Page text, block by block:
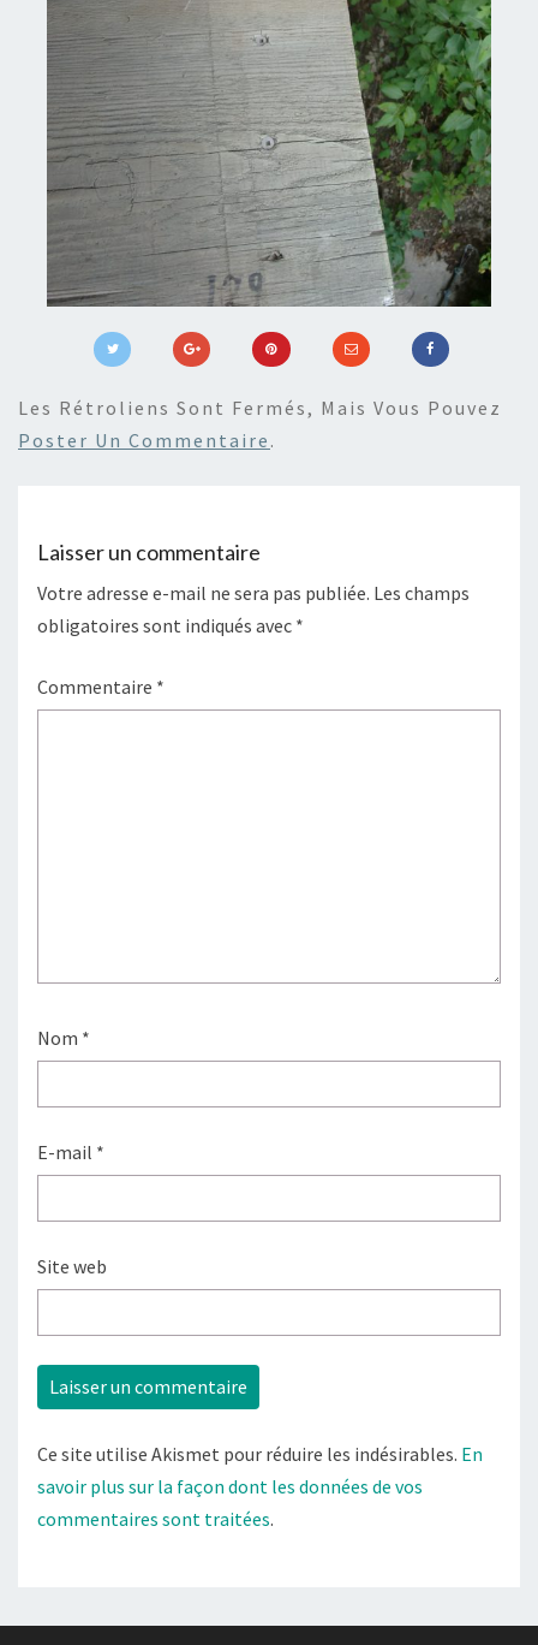
Les Rétroliens Sont Fermés, Mais Vous Pouvez
Poster Un Commentaire .
Laisser un commentaire
Votre adresse e-mail ne sera pas publiée. Les champs
obligatoires sont indiqués avec *
Commentaire *
Nom *
E-mail *
Site web
Ce site utilise Akismet pour réduire les indésirables. En
savoir plus sur la façon dont les données de vos
commentaires sont traitées.